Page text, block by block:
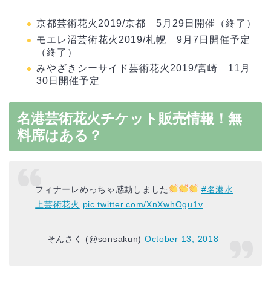
京都芸術花火2019/京都 5月29日開催（終了）
モエレ沼芸術花火2019/札幌 9月7日開催予定
（終了）
みやざきシーサイド芸術花火2019/宮崎 11月
30日開催予定
名港芸術花火チケット販売情報！無
料席はある？
フィナーレめっちゃ感動しました
#名港水
上芸術花火 pic.twitter.com/XnXwhOgu1v
— そんさく (@sonsakun) October 13, 2018